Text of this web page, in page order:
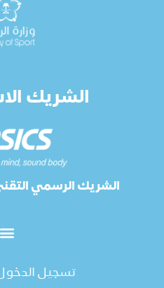
الشريك
الشريك الرسمي
تسجيل